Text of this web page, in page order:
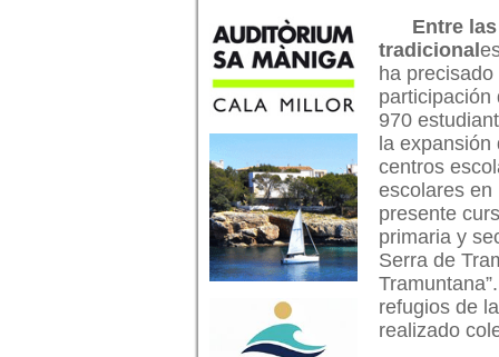
Entre
tradicional
ha
participación
970
la
centros
escolares en
presente
primaria y
Serra de
refugios de
realizado